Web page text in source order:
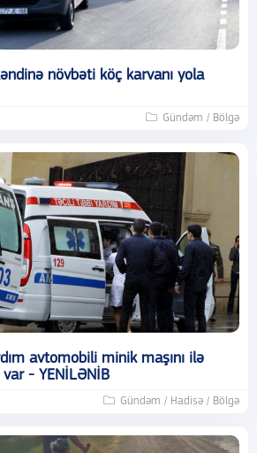
növbəti köç karvanı yola
Gündəm / Bölgə
avtomobili minik maşını ilə
- YENİLƏNİB
Gündəm / Hadisə / Bölgə